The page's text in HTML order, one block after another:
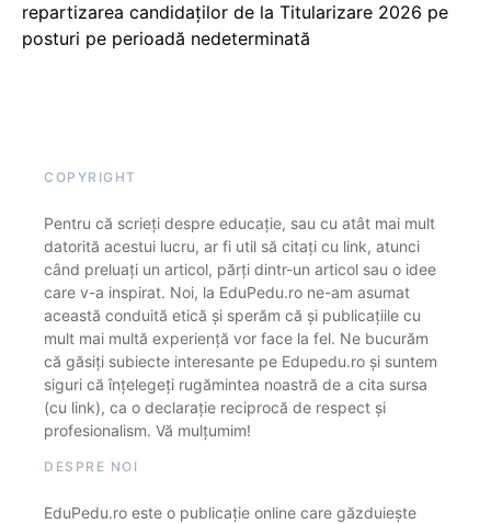
repartizarea candidaților de la Titularizare 2026 pe
posturi pe perioadă nedeterminată
COPYRIGHT
Pentru că scrieți despre educație, sau cu atât mai mult
datorită acestui lucru, ar fi util să citați cu link, atunci
când preluați un articol, părți dintr-un articol sau o idee
care v-a inspirat. Noi, la EduPedu.ro ne-am asumat
această conduită etică și sperăm că și publicațiile cu
mult mai multă experiență vor face la fel. Ne bucurăm
că găsiți subiecte interesante pe Edupedu.ro și suntem
siguri că înțelegeți rugămintea noastră de a cita sursa
(cu link), ca o declarație reciprocă de respect și
profesionalism. Vă mulțumim!
DESPRE NOI
EduPedu.ro este o publicație online care găzduiește